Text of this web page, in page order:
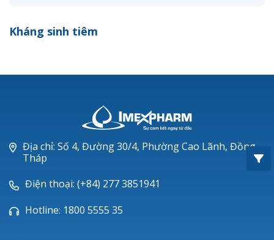
Ceftizoxim®
Piperacillin
Ticarlinat®
Zobacta®
Bacsulfo®
Kháng sinh tiêm
Địa chỉ: Số 4, Đường 30/4, Phường Cao Lãnh, Đồng
Tháp
Điện thoại: (+84) 277 3851941
Hotline: 1800 5555 35